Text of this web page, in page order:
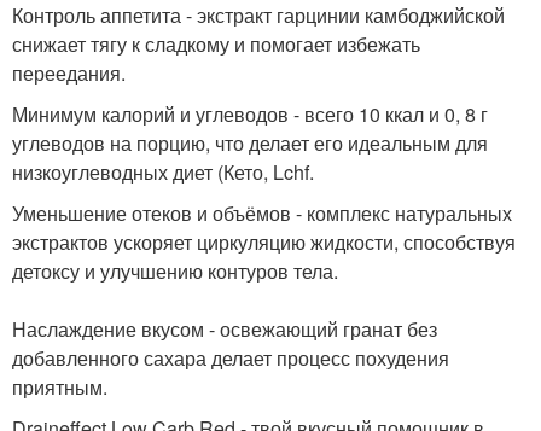
Контроль аппетита - экстракт гарцинии камбоджийской
снижает тягу к сладкому и помогает избежать
переедания.
Минимум калорий и углеводов - всего 10 ккал и 0, 8 г
углеводов на порцию, что делает его идеальным для
низкоуглеводных диет (Кето, Lchf.
Уменьшение отеков и объёмов - комплекс натуральных
экстрактов ускоряет циркуляцию жидкости, способствуя
детоксу и улучшению контуров тела.
Наслаждение вкусом - освежающий гранат без
добавленного сахара делает процесс похудения
приятным.